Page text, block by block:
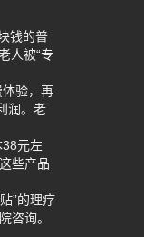
钱的普
人被“专
验，再
润。老
元左
些产品
”的理疗
咨询。